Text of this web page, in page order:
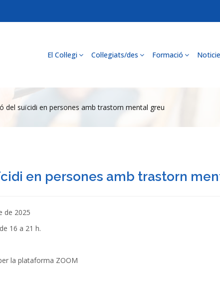
El Col·legi Col·legiats/des Formació
del suïcidi en persones amb trastorn mental greu
en persones amb trastorn
de 2025
16 a 21 h.
la plataforma ZOOM